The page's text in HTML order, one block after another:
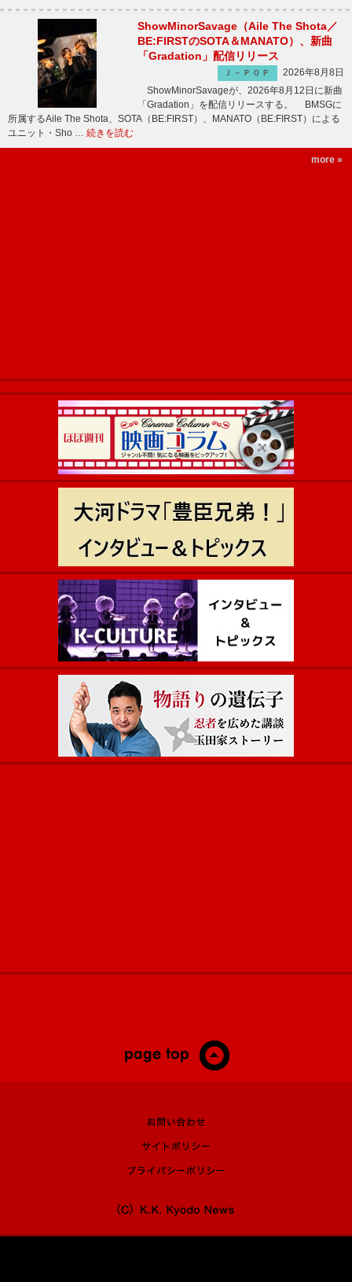
ShowMinorSavage（Aile The Shota／
BE:FIRSTのSOTA＆MANATO）、新曲
「Gradation」配信リリース
Ｊ－ＰＯＰ
2026年8月8日
ShowMinorSavageが、2026年8月12日に新曲
「Gradation」を配信リリースする。 BMSGに
所属するAile The Shota、SOTA（BE:FIRST）、MANATO（BE:FIRST）による
ユニット・Sho … 続きを読む
more »